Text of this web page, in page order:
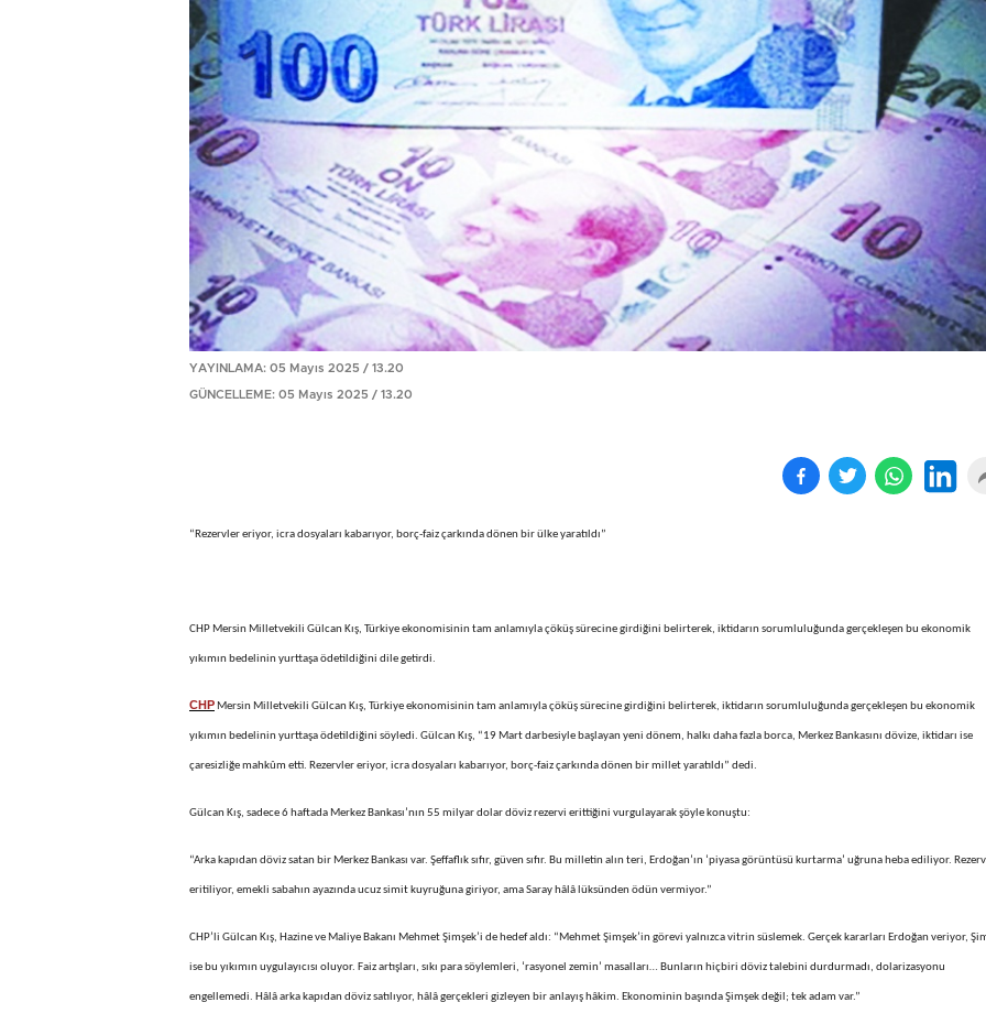
YAYINLAMA: 05 Mayıs 2025 / 13.20
GÜNCELLEME: 05 Mayıs 2025 / 13.20
“Rezervler eriyor, icra dosyaları kabarıyor, borç-faiz çarkında dönen bir ülke yaratıldı”
CHP Mersin Milletvekili Gülcan Kış, Türkiye ekonomisinin tam anlamıyla çöküş sürecine girdiğini belirterek, iktidarın sorumluluğunda gerçekleşen bu ekonomik
yıkımın bedelinin yurttaşa ödetildiğini dile getirdi.
CHPMersin Milletvekili Gülcan Kış, Türkiye ekonomisinin tam anlamıyla çöküş sürecine girdiğini belirterek, iktidarın sorumluluğunda gerçekleşen bu ekonomik
yıkımın bedelinin yurttaşa ödetildiğini söyledi. Gülcan Kış, “19 Mart darbesiyle başlayan yeni dönem, halkı daha fazla borca, Merkez Bankasını dövize, iktidarı ise
çaresizliğe mahkûm etti. Rezervler eriyor, icra dosyaları kabarıyor, borç-faiz çarkında dönen bir millet yaratıldı” dedi.
Gülcan Kış, sadece 6 haftada Merkez Bankası’nın 55 milyar dolar döviz rezervi erittiğini vurgulayarak şöyle konuştu:
“Arka kapıdan döviz satan bir Merkez Bankası var. Şeffaflık sıfır, güven sıfır. Bu milletin alın teri, Erdoğan’ın ‘piyasa görüntüsü kurtarma’ uğruna heba ediliyor.
eritiliyor, emekli sabahın ayazında ucuz simit kuyruğuna giriyor, ama Saray hâlâ lüksünden ödün vermiyor.”
CHP’li Gülcan Kış, Hazine ve Maliye Bakanı Mehmet Şimşek’i de hedef aldı: “Mehmet Şimşek’in görevi yalnızca vitrin süslemek. Gerçek kararları Erdoğan veriyor,
ise bu yıkımın uygulayıcısı oluyor. Faiz artışları, sıkı para söylemleri, ‘rasyonel zemin’ masalları… Bunların hiçbiri döviz talebini durdurmadı, dolarizasyonu
engellemedi. Hâlâ arka kapıdan döviz satılıyor, hâlâ gerçekleri gizleyen bir anlayış hâkim. Ekonominin başında Şimşek değil; tek adam var.”
Birçok uyku hastalığının
tan...
En ucuz sigara 120 TL,
pa...